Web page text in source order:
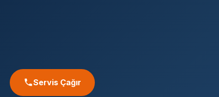
Servis Çağır